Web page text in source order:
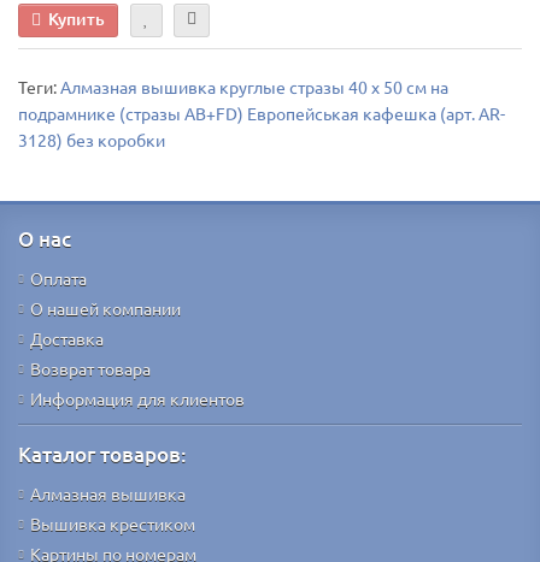
Купить
Теги:Алмазная вышивка круглые стразы 40 х 50 см на
подрамнике (стразы AB+FD) Европейськая кафешка (арт. AR-
3128) без коробки
О нас
Оплата
О нашей компании
Доставка
Возврат товара
Информация для клиентов
Каталог товаров:
Алмазная вышивка
Вышивка крестиком
Картины по номерам